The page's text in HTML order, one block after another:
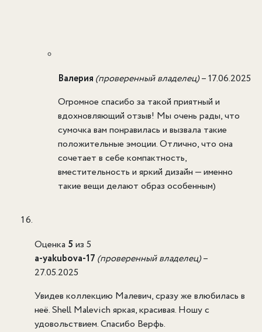
Валерия (проверенный владелец)–17.06.2025
Огромное спасибо за такой приятный и
вдохновляющий отзыв! Мы очень рады, что
сумочка вам понравилась и вызвала такие
положительные эмоции. Отлично, что она
сочетает в себе компактность,
вместительность и яркий дизайн — именно
такие вещи делают образ особенным)
Оценка 5 из 5
a-yakubova-17 (проверенный владелец)–
27.05.2025
Увидев коллекцию Малевич, сразу же влюбилась в
неё. Shell Malevich яркая, красивая. Ношу с
удовольствием. Спасибо Верфь.